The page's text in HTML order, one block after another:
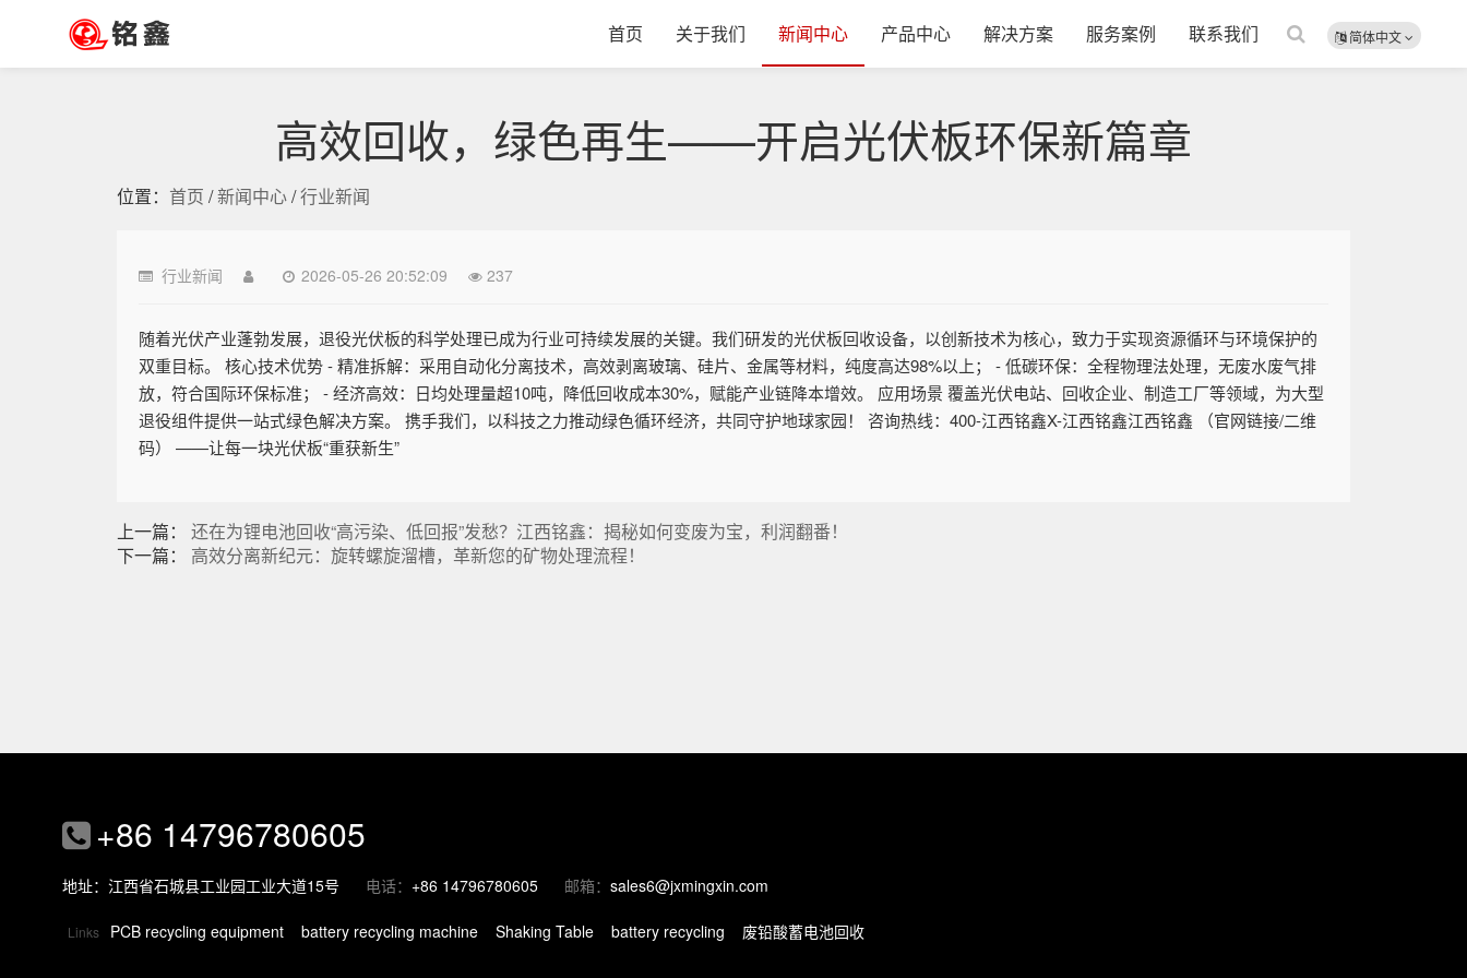
简体中文
首页 关于我们 新闻中心 产品中心 解决方案 服务案例 联系我们
高效回收，绿色再生——开启光伏板环保新篇章
位置： 首页 /新闻中心/行业新闻
行业新闻 2026-05-26 20:52:09 237
随着光伏产业蓬勃发展，退役光伏板的科学处理已成为行业可持续发展的关键。我们研发的光伏板回收设备，以创新技术为核心，致力于实现资源循环与环境保护的
双重目标。 核心技术优势 - 精准拆解：采用自动化分离技术，高效剥离玻璃、硅片、金属等材料，纯度高达98%以上； - 低碳环保：全程物理法处理，无废水废气排
放，符合国际环保标准； - 经济高效：日均处理量超10吨，降低回收成本30%，赋能产业链降本增效。 应用场景 覆盖光伏电站、回收企业、制造工厂等领域，为大型
退役组件提供一站式绿色解决方案。 携手我们，以科技之力推动绿色循环经济，共同守护地球家园！ 咨询热线：400-江西铭鑫X-江西铭鑫江西铭鑫 （官网链接/二维
码） ——让每一块光伏板“重获新生”
上一篇： 还在为锂电池回收“高污染、低回报”发愁？江西铭鑫：揭秘如何变废为宝，利润翻番！
下一篇： 高效分离新纪元：旋转螺旋溜槽，革新您的矿物处理流程！
+86 14796780605
地址：江西省石城县工业园工业大道15号 电话： +86 14796780605 邮箱： sales6@jxmingxin.com
Links PCB recycling equipment battery recycling machine Shaking Table battery recycling 废铅酸蓄电池回收